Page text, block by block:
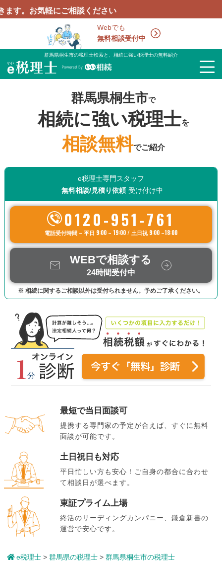
Webでも
無料相談受付中
ご相談ください
群馬県桐生市の税理士検索と、相続に強い税理士の無料紹介
群馬県桐生市で
相続に強い税理士を
相談無料でご紹介
e税理士専門スタッフ
無料相談/見積り依頼 受け付け中
0120-951-761
電話受付時間 – 平日 9:00 – 19:00 / 土日祝 9:00 –18:00
WEBで相談する
24時間受付中
※ 相続に関するご相談以外は受付られません。予めご了承ください。
最短で当日面談可
提携する専門家の予定が合えば、すぐに無料
面談が可能です。
土日祝日も対応
平日忙しい方も安心！ご自身の都合に合わせ
て相談日が選べます。
東証プライム上場
終活のリーディングカンパニー、鎌倉新書の
運営で安心です。
e税理士> 群馬県の税理士> 群馬県桐生市の税理士